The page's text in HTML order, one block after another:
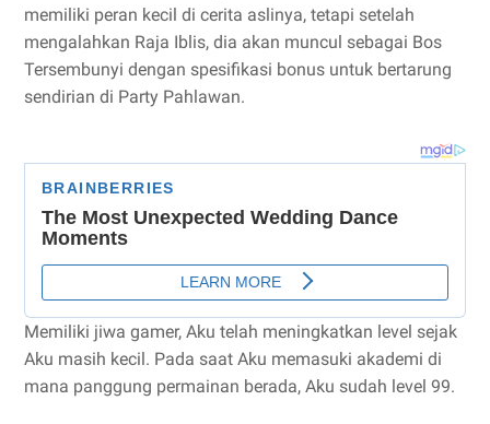
memiliki peran kecil di cerita aslinya, tetapi setelah
mengalahkan Raja Iblis, dia akan muncul sebagai Bos
Tersembunyi dengan spesifikasi bonus untuk bertarung
sendirian di Party Pahlawan.
Memiliki jiwa gamer, Aku telah meningkatkan level sejak
Aku masih kecil. Pada saat Aku memasuki akademi di
mana panggung permainan berada, Aku sudah level 99.